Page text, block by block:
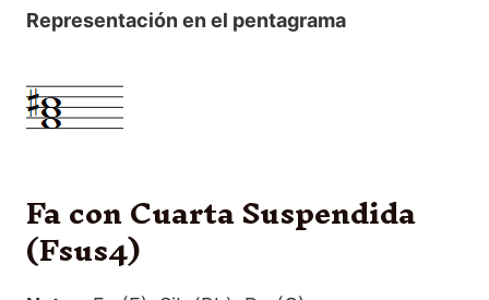
Representación en el pentagrama
Fa con Cuarta Suspendida
(Fsus4)